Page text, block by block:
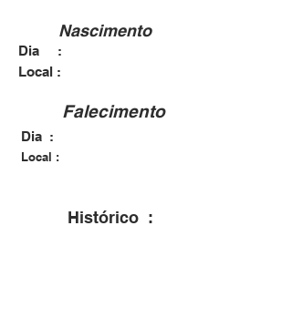
Nascimento
Dia :
Local :
Histórico :
Dia :
Falecimento
Local :